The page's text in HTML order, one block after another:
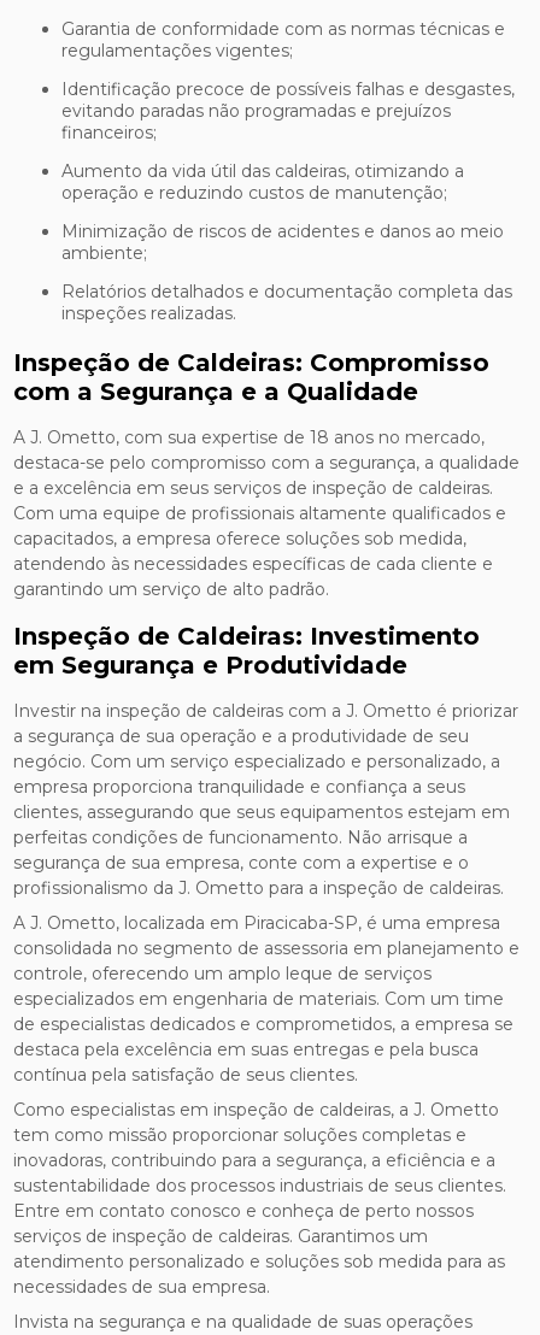
Garantia de conformidade com as normas técnicas e
regulamentações vigentes;
Identificação precoce de possíveis falhas e desgastes,
evitando paradas não programadas e prejuízos
financeiros;
Aumento da vida útil das caldeiras, otimizando a
operação e reduzindo custos de manutenção;
Minimização de riscos de acidentes e danos ao meio
ambiente;
Relatórios detalhados e documentação completa das
inspeções realizadas.
Inspeção de Caldeiras: Compromisso
com a Segurança e a Qualidade
A J. Ometto, com sua expertise de 18 anos no mercado,
destaca-se pelo compromisso com a segurança, a qualidade
e a excelência em seus serviços de inspeção de caldeiras.
Com uma equipe de profissionais altamente qualificados e
capacitados, a empresa oferece soluções sob medida,
atendendo às necessidades específicas de cada cliente e
garantindo um serviço de alto padrão.
Inspeção de Caldeiras: Investimento
em Segurança e Produtividade
Investir na inspeção de caldeiras com a J. Ometto é priorizar
a segurança de sua operação e a produtividade de seu
negócio. Com um serviço especializado e personalizado, a
empresa proporciona tranquilidade e confiança a seus
clientes, assegurando que seus equipamentos estejam em
perfeitas condições de funcionamento. Não arrisque a
segurança de sua empresa, conte com a expertise e o
profissionalismo da J. Ometto para a inspeção de caldeiras.
A J. Ometto, localizada em Piracicaba-SP, é uma empresa
consolidada no segmento de assessoria em planejamento e
controle, oferecendo um amplo leque de serviços
especializados em engenharia de materiais. Com um time
de especialistas dedicados e comprometidos, a empresa se
destaca pela excelência em suas entregas e pela busca
contínua pela satisfação de seus clientes.
Como especialistas em inspeção de caldeiras, a J. Ometto
tem como missão proporcionar soluções completas e
inovadoras, contribuindo para a segurança, a eficiência e a
sustentabilidade dos processos industriais de seus clientes.
Entre em contato conosco e conheça de perto nossos
serviços de inspeção de caldeiras. Garantimos um
atendimento personalizado e soluções sob medida para as
necessidades de sua empresa.
Invista na segurança e na qualidade de suas operações